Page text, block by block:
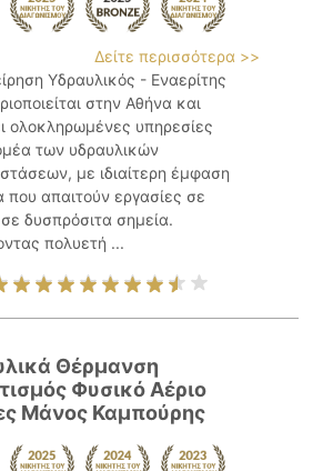
Δείτε περισσότερα >>
Υδραυλικός - Εναερίτης
στην Αθήνα και
ολοκληρωμένες υπηρεσίες
των υδραυλικών
με ιδιαίτερη έμφαση
που απαιτούν εργασίες σε
δυσπρόσιτα σημεία.
πολυετή ...
Θέρμανση
Φυσικό Αέριο
Μάνος Καμπούρης